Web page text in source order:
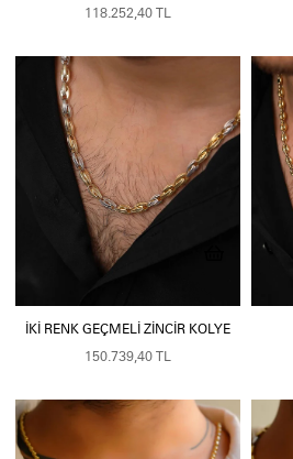
118.252,40 TL
İKI RENK GEÇMELI ZINCIR KOLYE
150.739,40 TL